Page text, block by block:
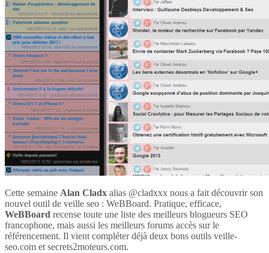
Cette semaine Alan Cladx alias @cladxxx nous a fait découvrir son
nouvel outil de veille seo : WeBBoard. Pratique, efficace,
WeBBoard recense toute une liste des meilleurs blogueurs SEO
francophone, mais aussi les meilleurs forums accès sur le
référencement. Il vient compléter déjà deux bons outils veille-
seo.com et secrets2moteurs.com.